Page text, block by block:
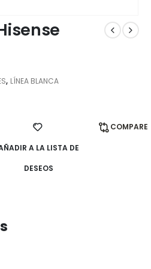
, LÍNEA BLANCA
A LA LISTA DE
DESEOS
COMPARE